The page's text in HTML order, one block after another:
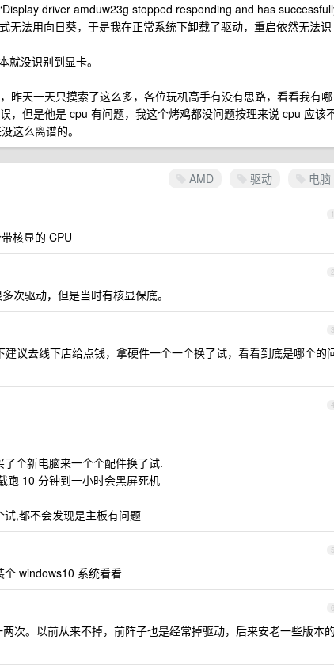
driver amduw23g stopped responding and has
无法用向日葵，于是我在正常系统下卸载了驱动，重启依然无法识
没识别到显卡。
昨天一天只摸索了这么多，各位玩机高手有没有思路，看看我有哪
，但是他是 cpu 有问题，我这个烤鸡都没问题按理来说 cpu 应该
这么离谱的。
AMD 驱动 电脑
1
核显的 CPU
2
次驱动，但是当时有核显保底。
3
议去线下店给点钱，拿硬件一个一个换了试，看看到底是哪个的
4
个新电脑来一个个配件换了试.
跑 10 分钟到一小时会黑屏死机
,都不会发现是主板有问题
5
windows10 系统看看
6
次。以前从来不掉，前阵子也是经常掉驱动，后来安老一些版本的